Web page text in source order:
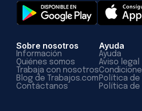
Sobre nosotros
Información
Quiénes somos
Trabaja con nosotros
Blog de Trabajos.com
Contáctanos
Ayuda
Ayuda
Aviso legal
Política
Política de